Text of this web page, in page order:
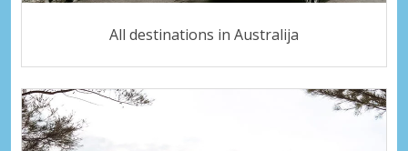
All destinations in Australija